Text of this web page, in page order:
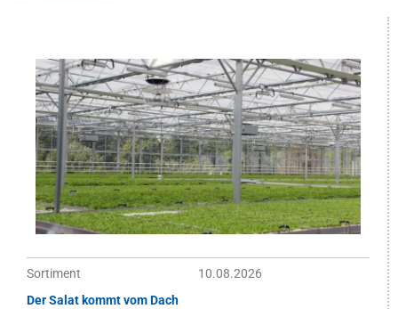
Sortiment
10.08.2026
Der Salat kommt vom Dach